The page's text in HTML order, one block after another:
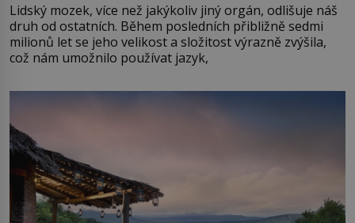
Lidský mozek, více než jakýkoliv jiný orgán, odlišuje náš
druh od ostatních. Během posledních přibližně sedmi
milionů let se jeho velikost a složitost výrazně zvýšila,
což nám umožnilo používat jazyk,